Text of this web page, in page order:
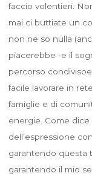
faccio volentieri.
mai ci buttiate un
non ne so nulla
piacerebbe -e il
percorso
facile lavorare in
famiglie e di
energie. Come dice
dell’espressione
garantendo questa
garantendo il mio